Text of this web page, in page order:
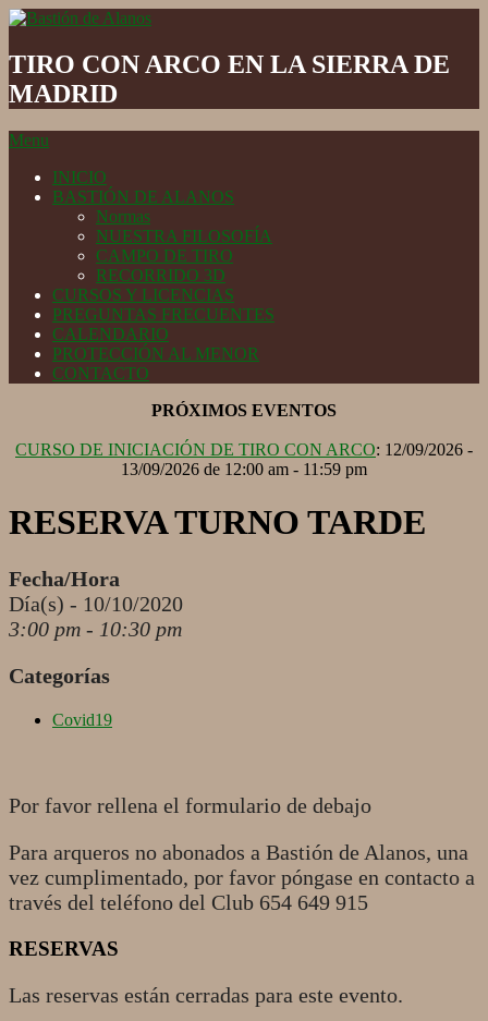
Skip
content
de
Alanos
TIRO CON ARCO EN LA SIERRA DE
MADRID
Secondary
Menu
Menu
INICIO
BASTIÓN DE ALANOS
Normas
NUESTRA FILOSOFÍA
CAMPO DE TIRO
RECORRIDO 3D
CURSOS Y LICENCIAS
PREGUNTAS FRECUENTES
CALENDARIO
PROTECCIÓN AL MENOR
CONTACTO
PRÓXIMOS EVENTOS
CURSO DE INICIACIÓN DE TIRO CON ARCO: 12/09/2026 -
13/09/2026 de 12:00 am - 11:59 pm
RESERVA TURNO TARDE
Fecha/Hora
Día(s) - 10/10/2020
3:00 pm - 10:30 pm
Categorías
Covid19
Por favor rellena el formulario de debajo
Para arqueros no abonados a Bastión de Alanos, una
vez cumplimentado, por favor póngase en contacto a
través del teléfono del Club 654 649 915
RESERVAS
Las reservas están cerradas para este evento.